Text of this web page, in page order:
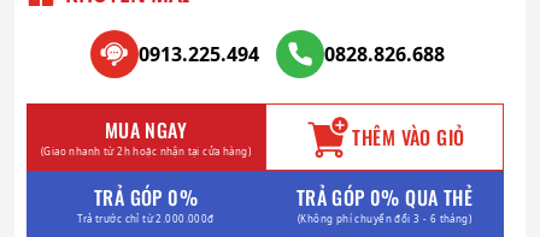
0913.225.494 0828.826.688
MUA NGAY
(Giao nhanh từ 2h hoặc nhận tại cửa hàng) THÊM VÀO GIỎ
TRẢ GÓP 0%
Trả trước chỉ từ 2.000.000đ
TRẢ GÓP 0% QUA THẺ
(Không phí chuyển đổi 3 - 6 tháng)